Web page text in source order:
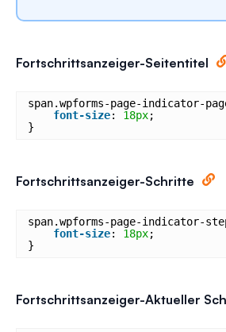
Fortschrittsanzeiger-Seitentitel
span.wpforms-page-indicator-
font-size: 18px;
}
Fortschrittsanzeiger-Schritte
span.wpforms-page-indicator-
font-size: 18px;
}
Fortschrittsanzeiger-Aktueller